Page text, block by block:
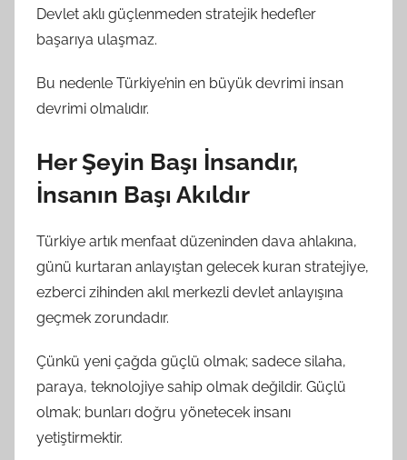
Devlet aklı güçlenmeden stratejik hedefler
başarıya ulaşmaz.
Bu nedenle Türkiye’nin en büyük devrimi insan
devrimi olmalıdır.
Her Şeyin Başı İnsandır,
İnsanın Başı Akıldır
Türkiye artık menfaat düzeninden dava ahlakına,
günü kurtaran anlayıştan gelecek kuran stratejiye,
ezberci zihinden akıl merkezli devlet anlayışına
geçmek zorundadır.
Çünkü yeni çağda güçlü olmak; sadece silaha,
paraya, teknolojiye sahip olmak değildir. Güçlü
olmak; bunları doğru yönetecek insanı
yetiştirmektir.